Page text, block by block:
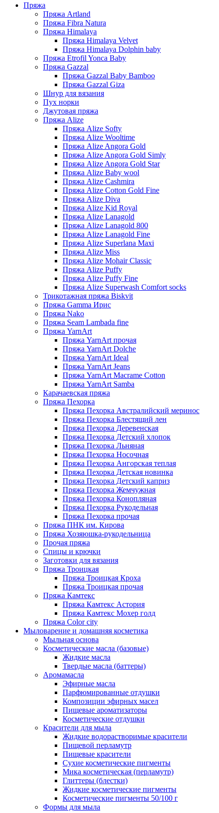
Пряжа
Пряжа Artland
Пряжа Fibra Natura
Пряжа Himalaya
Пряжа Himalaya Velvet
Пряжа Himalaya Dolphin baby
Пряжа Etrofil Yonca Baby
Пряжа Gazzal
Пряжа Gazzal Baby Bamboo
Пряжа Gazzal Giza
Шнур для вязания
Пух норки
Джутовая пряжа
Пряжа Alize
Пряжа Alize Softy
Пряжа Alize Wooltime
Пряжа Alize Angora Gold
Пряжа Alize Angora Gold Simly
Пряжа Alize Angora Gold Star
Пряжа Alize Baby wool
Пряжа Alize Cashmira
Пряжа Alize Cotton Gold Fine
Пряжа Alize Diva
Пряжа Alize Kid Royal
Пряжа Alize Lanagold
Пряжа Alize Lanagold 800
Пряжа Alize Lanagold Fine
Пряжа Alize Superlana Maxi
Пряжа Alize Miss
Пряжа Alize Mohair Classic
Пряжа Alize Puffy
Пряжа Alize Puffy Fine
Пряжа Alize Superwash Comfort socks
Трикотажная пряжа Biskvit
Пряжа Gamma Ирис
Пряжа Nako
Пряжа Seam Lambada fine
Пряжа YarnArt
Пряжа YarnArt прочая
Пряжа YarnArt Dolche
Пряжа YarnArt Ideal
Пряжа YarnArt Jeans
Пряжа YarnArt Macrame Cotton
Пряжа YarnArt Samba
Карачаевская пряжа
Пряжа Пехорка
Пряжа Пехорка Австралийский меринос
Пряжа Пехорка Блестящий лен
Пряжа Пехорка Деревенская
Пряжа Пехорка Детский хлопок
Пряжа Пехорка Льняная
Пряжа Пехорка Носочная
Пряжа Пехорка Ангорская теплая
Пряжа Пехорка Детская новинка
Пряжа Пехорка Детский каприз
Пряжа Пехорка Жемчужная
Пряжа Пехорка Конопляная
Пряжа Пехорка Рукодельная
Пряжа Пехорка прочая
Пряжа ПНК им. Кирова
Пряжа Хозяюшка-рукодельница
Прочая пряжа
Спицы и крючки
Заготовки для вязания
Пряжа Троицкая
Пряжа Троицкая Кроха
Пряжа Троицкая прочая
Пряжа Камтекс
Пряжа Камтекс Астория
Пряжа Камтекс Мохер голд
Пряжа Color city
Мыловарение и домашняя косметика
Мыльная основа
Косметические масла (базовые)
Жидкие масла
Твердые масла (баттеры)
Аромамасла
Эфирные масла
Парфюмированные отдушки
Композиции эфирных масел
Пищевые ароматизаторы
Косметические отдушки
Красители для мыла
Жидкие водорастворимые красители
Пищевой перламутр
Пищевые красители
Сухие косметические пигменты
Мика косметическая (перламутр)
Глиттеры (блестки)
Жидкие косметические пигменты
Косметические пигменты 50/100 г
Формы для мыла